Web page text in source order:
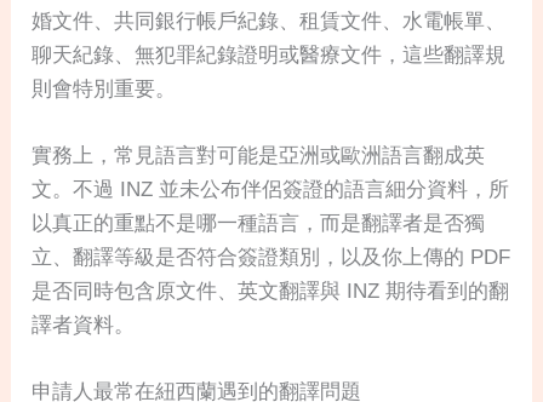
婚文件、共同銀行帳戶紀錄、租賃文件、水電帳單、
聊天紀錄、無犯罪紀錄證明或醫療文件，這些翻譯規
則會特別重要。
實務上，常見語言對可能是亞洲或歐洲語言翻成英
文。不過 INZ 並未公布伴侶簽證的語言細分資料，所
以真正的重點不是哪一種語言，而是翻譯者是否獨
立、翻譯等級是否符合簽證類別，以及你上傳的 PDF
是否同時包含原文件、英文翻譯與 INZ 期待看到的翻
譯者資料。
申請人最常在紐西蘭遇到的翻譯問題